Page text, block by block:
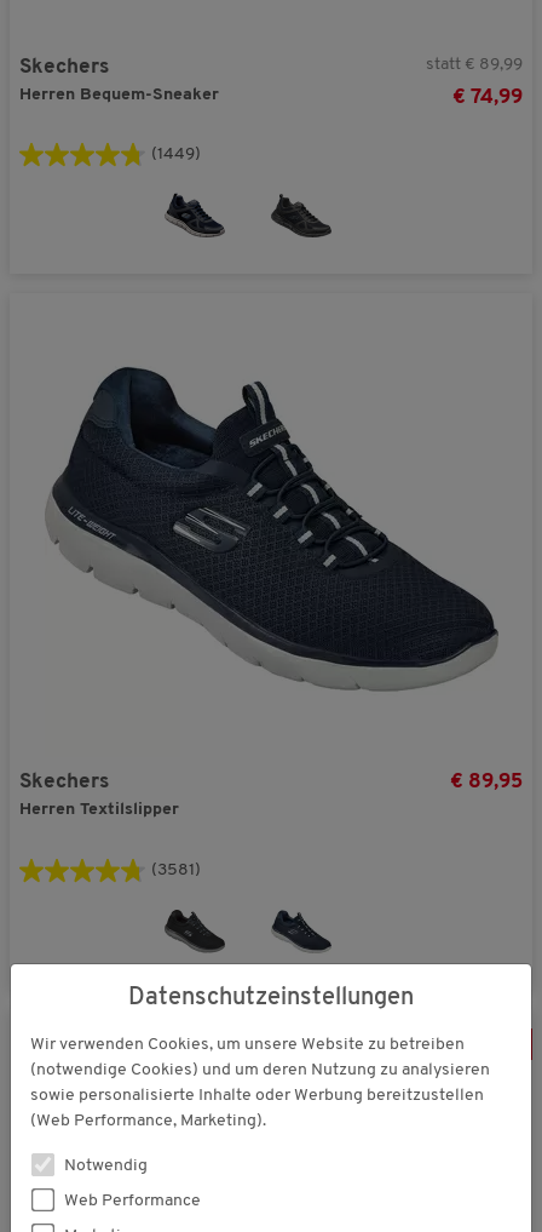
Skechers
Herren Bequem-Sneaker
statt € 89,99
€ 74,99
(1449)
Skechers
Herren Textilslipper
€ 89,95
(3581)
Datenschutzeinstellungen
Wir verwenden Cookies, um unsere Website zu betreiben
(notwendige Cookies) und um deren Nutzung zu analysieren
sowie personalisierte Inhalte oder Werbung bereitzustellen
(Web Performance, Marketing).
Notwendig
Web Performance